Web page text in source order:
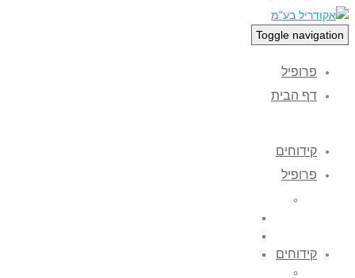
פרופיל
קידוחים
Toggle navigation
דף הבית
פרופיל
קידוחים